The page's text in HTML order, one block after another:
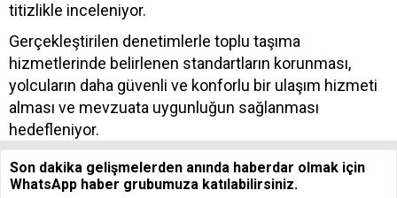
titizlikle inceleniyor.
Gerçekleştirilen denetimlerle toplu taşıma
hizmetlerinde belirlenen standartların korunması,
yolcuların daha güvenli ve konforlu bir ulaşım hizmeti
alması ve mevzuata uygunluğun sağlanması
hedefleniyor.
Son dakika gelişmelerden anında haberdar olmak için
WhatsApp haber grubumuza katılabilirsiniz.